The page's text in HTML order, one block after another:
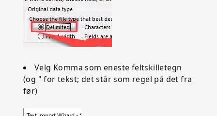
Velg Komma som eneste feltskilletegn
(og " for tekst; det står som regel på det fra
før)